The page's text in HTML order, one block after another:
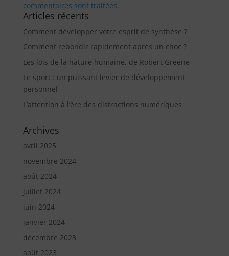
commentaires sont traitées.
Articles récents
Comment développer votre esprit de synthèse ?
Comment rebondir rapidement après un choc ?
Les lois de la nature humaine, de Robert Greene
Le sport : un puissant levier de développement
personnel
L’attention à l’ère des distractions numériques
Archives
avril 2025
novembre 2024
août 2024
juillet 2024
juin 2024
janvier 2024
décembre 2023
août 2023